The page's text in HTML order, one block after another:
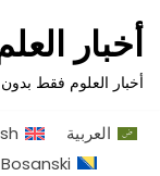
تخطى
إلى
أخبار
أخبار العلوم فقط
العربية
Bosanski